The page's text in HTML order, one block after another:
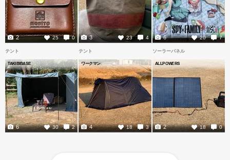
25 0
2 23 4
3 20 7
6
テント
TAKIBIBASE
30 2
6
テント
ワークマン
18 3
4
ソーラーパネル
ALLPOWERS
18 0
2